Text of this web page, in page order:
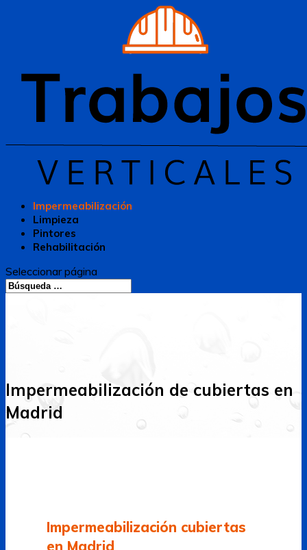
Impermeabilización
Limpieza
Pintores
Rehabilitación
Seleccionar página
Impermeabilización de cubiertas en
Madrid
Impermeabilización cubiertas
en Madrid